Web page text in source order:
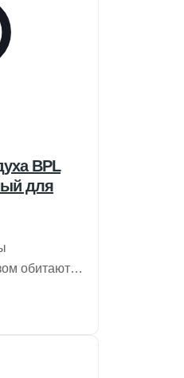
BPL
для
обитают в
вы